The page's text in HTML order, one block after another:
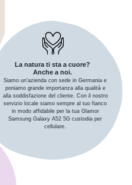
La natura ti sta a cuore?
Anche a noi.
Siamo un'azienda con sede in Germania e
poniamo grande importanza alla qualità e
alla soddisfazione del cliente. Con il nostro
servizio locale siamo sempre al tuo fianco
in modo affidabile per la tua Glamor
Samsung Galaxy A52 5G custodia per
cellulare.